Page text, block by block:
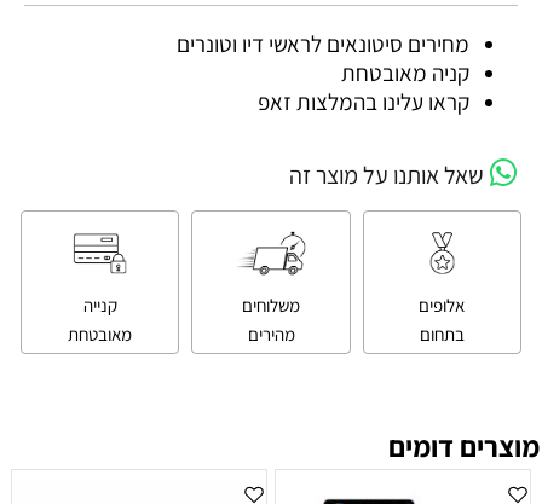
מחירים סיטונאים לראשי דיו וטונרים
קניה מאובטחת
קראו עלינו בהמלצות זאפ
שאל אותנו על מוצר זה
אלופים
בתחום
משלוחים
מהירים
קנייה
מאובטחת
מוצרים דומים